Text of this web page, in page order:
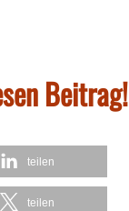
Beitrag!
teilen
teilen